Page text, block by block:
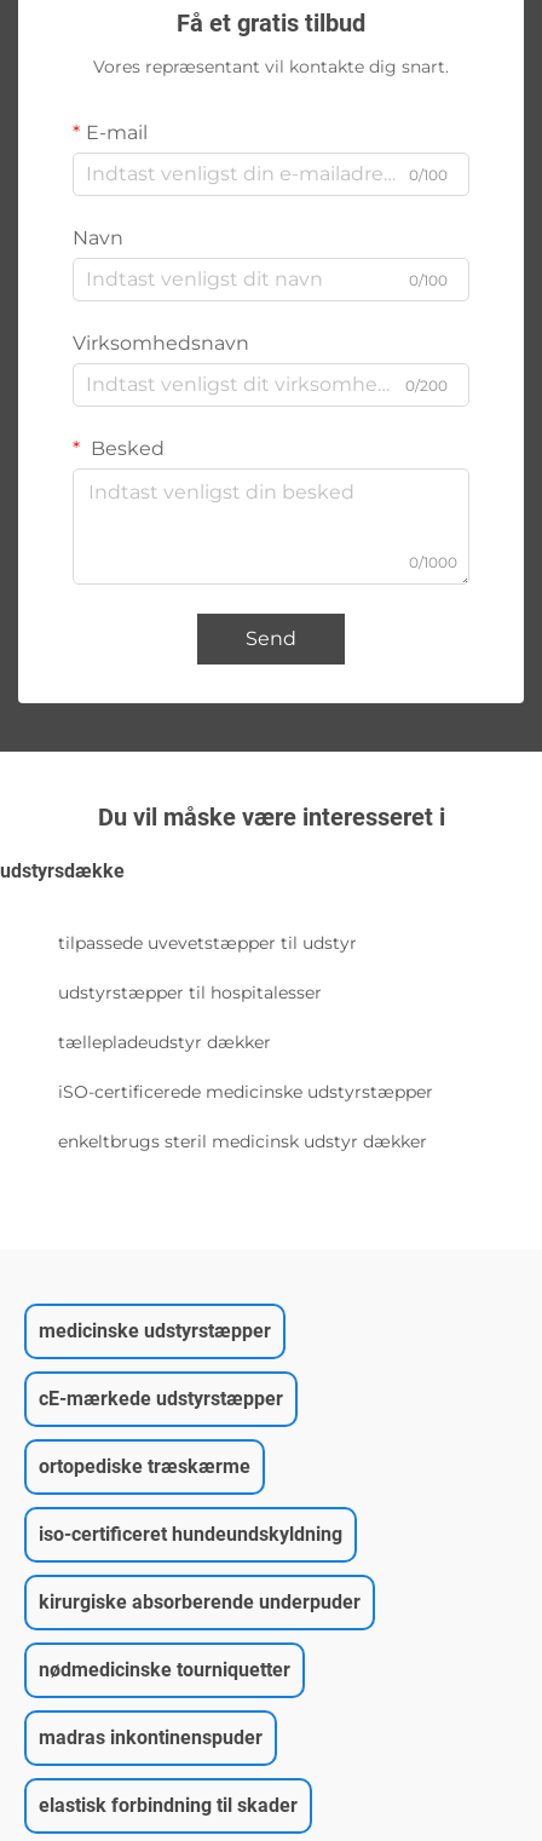
Få et gratis tilbud
Vores repræsentant vil kontakte dig snart.
E-mail
0/100
Navn
0/100
Virksomhedsnavn
0/200
Besked
0/1000
Send
Du vil måske være interesseret i
udstyrsdække
tilpassede uvevetstæpper til udstyr
udstyrstæpper til hospitalesser
tællepladeudstyr dækker
iSO-certificerede medicinske udstyrstæpper
enkeltbrugs steril medicinsk udstyr dækker
medicinske udstyrstæpper
cE-mærkede udstyrstæpper
ortopediske træskærme
iso-certificeret hundeundskyldning
kirurgiske absorberende underpuder
nødmedicinske tourniquetter
madras inkontinenspuder
elastisk forbindning til skader